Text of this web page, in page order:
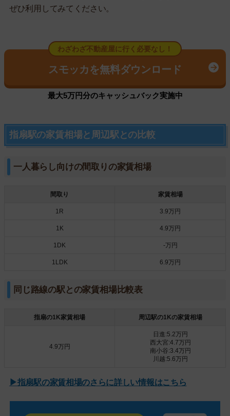
ぜひ利用してみてください。
わざわざ不動産屋に行く必要なし！
スモッカを無料ダウンロード
最大5万円分のキャッシュバック実施中
指扇駅の家賃相場と周辺駅との比較
一人暮らし向けの間取りの家賃相場
間取り 家賃相場
1R 3.9万円
1K 4.9万円
1DK -万円
1LDK 6.9万円
同じ路線の駅との家賃相場比較表
指扇の1K家賃相場 周辺駅の1Kの家賃相場
4.9万円
日進:5.2万円
西大宮:4.7万円
南小谷:3.4万円
川越:5.6万円
▶指扇駅の家賃相場のさらに詳しい情報はこちら